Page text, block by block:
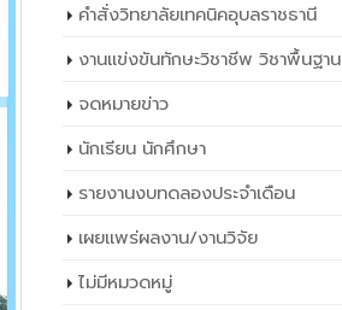
คำสั่งวิทยาลัยเทคนิคอุบลราชธานี
งานแข่งขันทักษะวิชาชีพ วิชาพื้นฐาน
จดหมายข่าว
นักเรียน นักศึกษา
รายงานงบทดลองประจำเดือน
เผยเเพร่ผลงาน/งานวิจัย
ไม่มีหมวดหมู่